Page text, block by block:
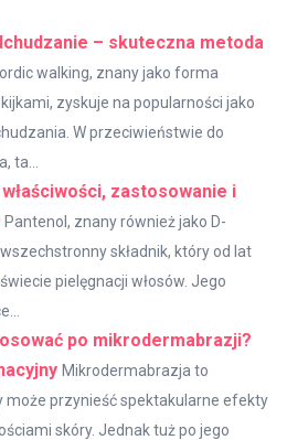
– skuteczna metoda
walking, znany jako forma
zyskuje na popularności jako
W przeciwieństwie do
ta...
zastosowanie i
Pantenol, znany również jako D-
składnik, który od lat
pielęgnacji włosów. Jego
po mikrodermabrazji?
Mikrodermabrazja to
może przynieść spektakularne efekty
skóry. Jednak tuż po jego